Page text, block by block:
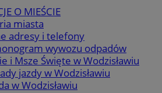
O MIEŚCIE
miasta
adresy i telefony
wywozu odpadów
i Msze Święte w Wodzisławiu
jazdy w Wodzisławiu
w Wodzisławiu